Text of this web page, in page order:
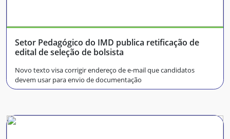
Setor Pedagógico do IMD publica retificação de
edital de seleção de bolsista
Novo texto visa corrigir endereço de e-mail que candidatos
devem usar para envio de documentação